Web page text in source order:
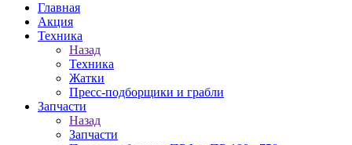
Главная
Акция
Техника
Назад
Техника
Жатки
Пресс-подборщики и грабли
Запчасти
Назад
Запчасти